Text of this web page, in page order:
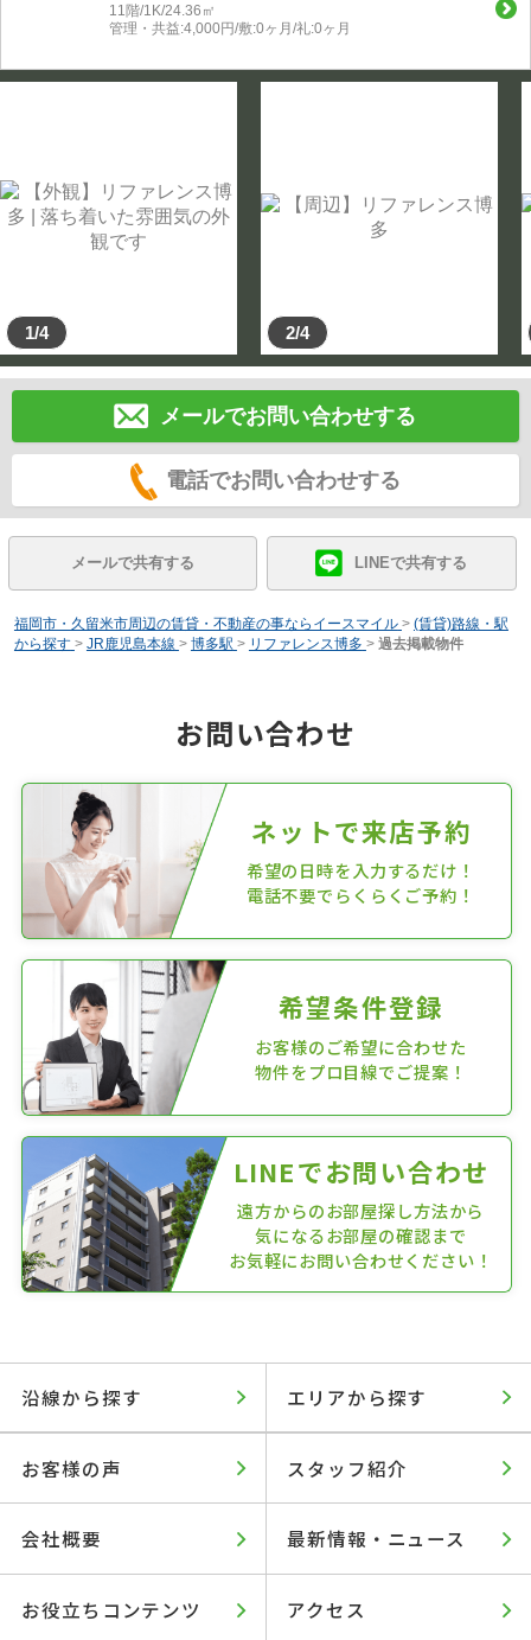
11階/1K/24.36㎡
管理・共益:4,000円/敷:0ヶ月/礼:0ヶ月
1/4 2/4
メールでお問い合わせする
電話でお問い合わせする
メールで共有する LINEで共有する
福岡市・久留米市周辺の賃貸・不動産の事ならイースマイル > (賃貸)路線・駅
から探す > JR鹿児島本線 > 博多駅 > リファレンス博多 > 過去掲載物件
お問い合わせ
ネットで来店予約
希望の日時を入力するだけ！
電話不要でらくらくご予約！
希望条件登録
お客様のご希望に合わせた
物件をプロ目線でご提案！
LINEでお問い合わせ
遠方からのお部屋探し方法から
気になるお部屋の確認まで
お気軽にお問い合わせください！
沿線から探す エリアから探す
お客様の声 スタッフ紹介
会社概要 最新情報・ニュース
お役立ちコンテンツ アクセス